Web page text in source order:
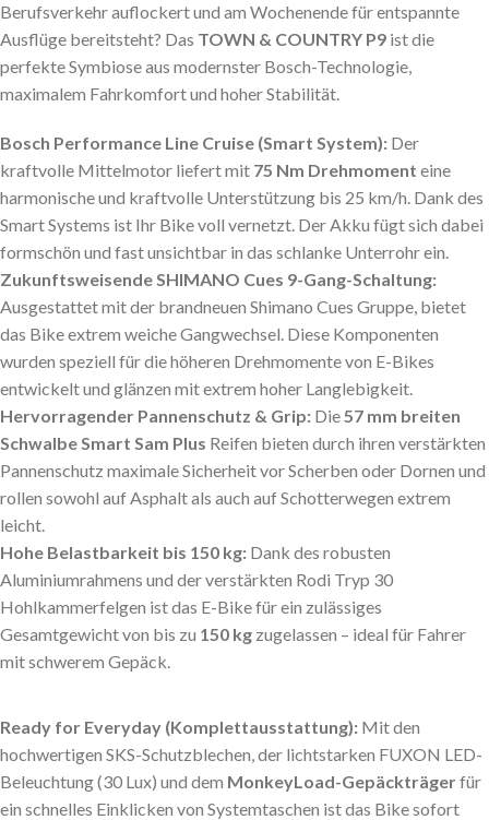
Berufsverkehr auflockert und am Wochenende für entspannte
Ausflüge bereitsteht? Das TOWN & COUNTRY P9 ist die
perfekte Symbiose aus modernster Bosch-Technologie,
maximalem Fahrkomfort und hoher Stabilität.
Bosch Performance Line Cruise (Smart System): Der
kraftvolle Mittelmotor liefert mit 75 Nm Drehmoment eine
harmonische und kraftvolle Unterstützung bis 25 km/h. Dank des
Smart Systems ist Ihr Bike voll vernetzt. Der Akku fügt sich dabei
formschön und fast unsichtbar in das schlanke Unterrohr ein.
Zukunftsweisende SHIMANO Cues 9-Gang-Schaltung:
Ausgestattet mit der brandneuen Shimano Cues Gruppe, bietet
das Bike extrem weiche Gangwechsel. Diese Komponenten
wurden speziell für die höheren Drehmomente von E-Bikes
entwickelt und glänzen mit extrem hoher Langlebigkeit.
Hervorragender Pannenschutz & Grip: Die57 mm breiten
Schwalbe Smart Sam Plus Reifen bieten durch ihren verstärkten
Pannenschutz maximale Sicherheit vor Scherben oder Dornen und
rollen sowohl auf Asphalt als auch auf Schotterwegen extrem
leicht.
Hohe Belastbarkeit bis 150 kg: Dank des robusten
Aluminiumrahmens und der verstärkten Rodi Tryp 30
Hohlkammerfelgen ist das E-Bike für ein zulässiges
Gesamtgewicht von bis zu 150 kg zugelassen – ideal für Fahrer
mit schwerem Gepäck.
Ready for Everyday (Komplettausstattung): Mit den
hochwertigen SKS-Schutzblechen, der lichtstarken FUXON LED-
Beleuchtung (30 Lux) und dem MonkeyLoad-Gepäckträgerfür
ein schnelles Einklicken von Systemtaschen ist das Bike sofort